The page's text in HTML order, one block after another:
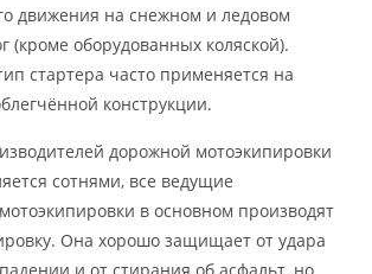
движения на снежном и ледовом
(кроме оборудованных коляской).
стартера часто применяется на
конструкции.
дорожной мотоэкипировки
сотнями, все ведущие
в основном производят
Она хорошо защищает от удара